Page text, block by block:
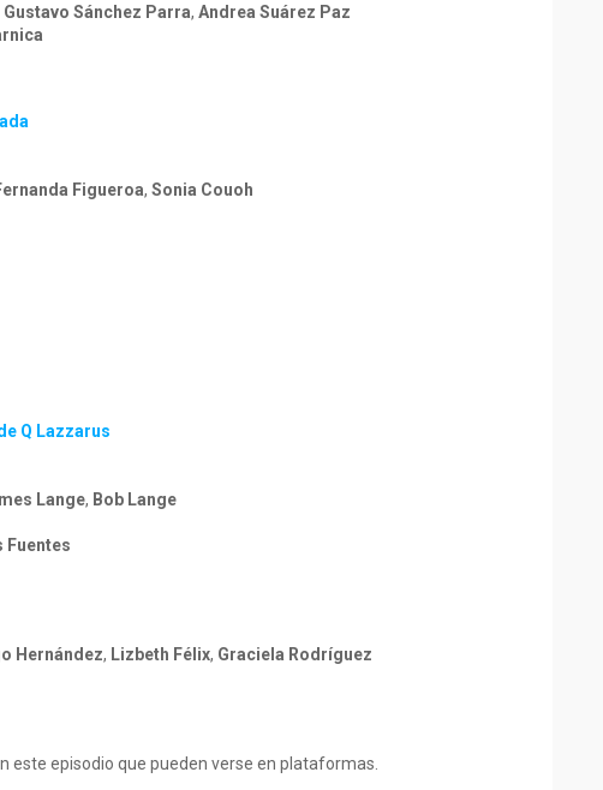
Gustavo Sánchez Parra, Andrea Suárez Paz
Figueroa, Sonia Couoh
Q Lazzarus
Lange, Bob Lange
Fuentes
Hernández, Lizbeth Félix, Graciela Rodríguez
este episodio que pueden verse en plataformas.